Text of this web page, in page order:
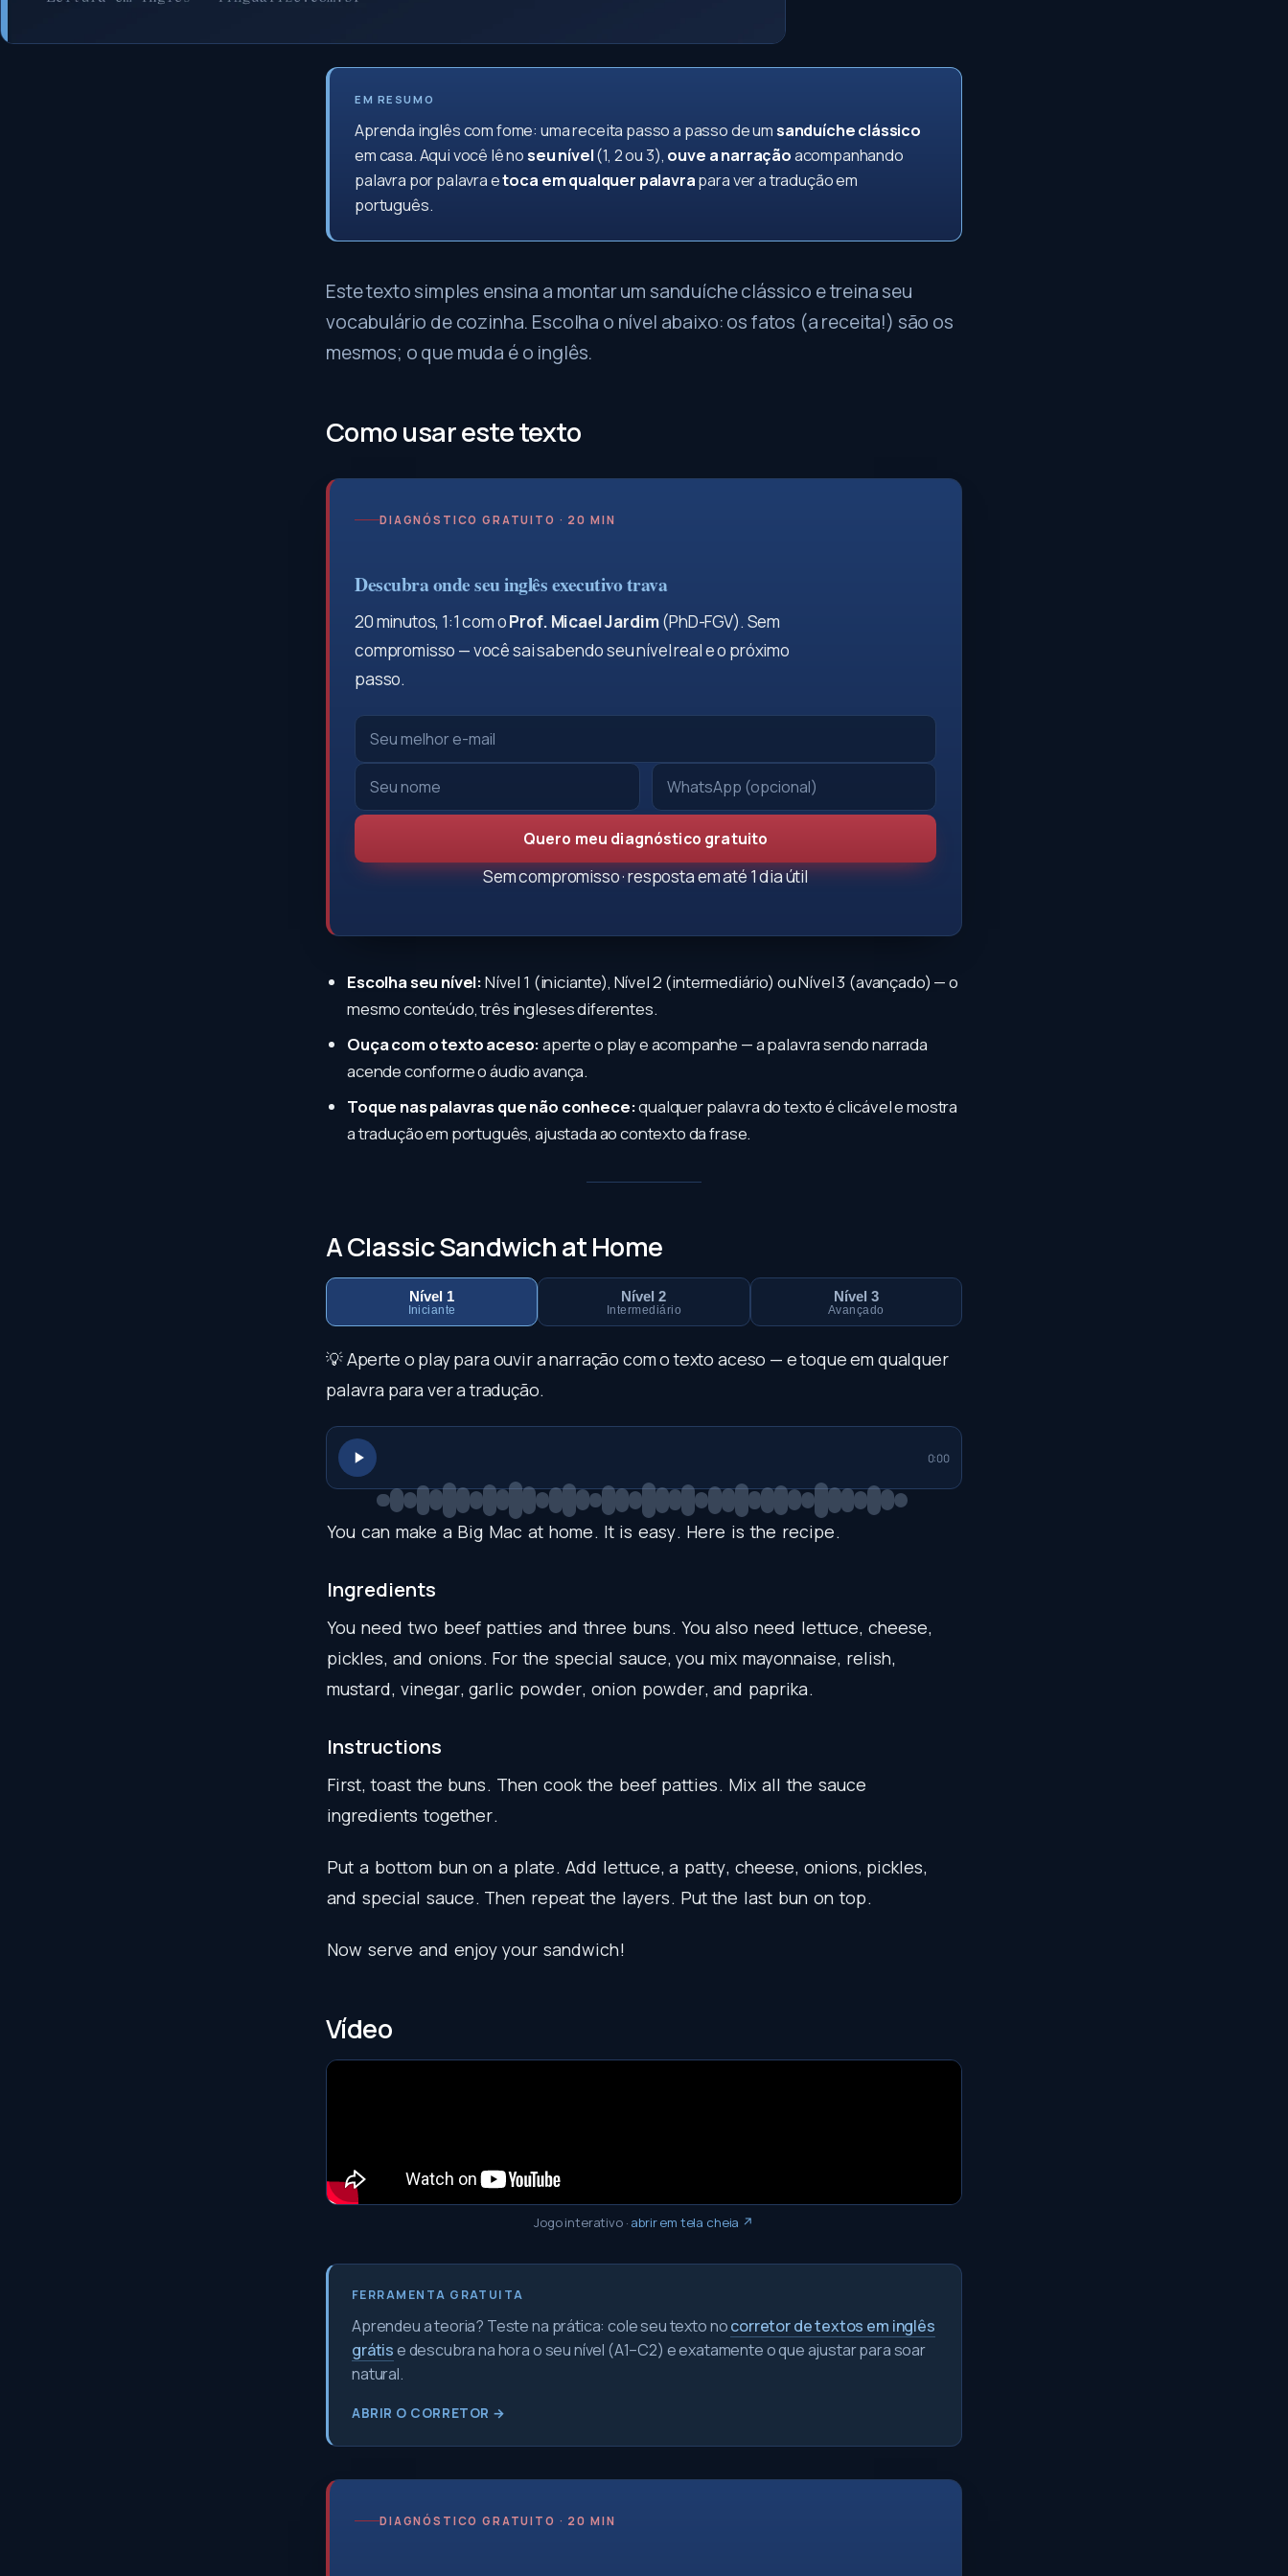
EM RESUMO
Aprenda inglês com fome: uma receita passo a passo de umsanduíche clássico
em casa. Aqui você lê noseu nível(1, 2 ou 3), ouve a narraçãoacompanhando
palavra por palavra etoca em qualquer palavrapara ver a tradução em
português.
Este texto simples ensina a montar um sanduíche clássico e treina seu
vocabulário de cozinha. Escolha o nível abaixo: os fatos (a receita!) são os
mesmos; o que muda é o inglês.
Como usar este texto
DIAGNÓSTICO GRATUITO · 20 MIN
Descubra onde seu inglês executivo trava
20 minutos, 1:1 com oProf. Micael Jardim(PhD-FGV). Sem
compromisso — você sai sabendo seu nível real e o próximo
passo.
Quero meu diagnóstico gratuito
Sem compromisso · resposta em até 1 dia útil
Escolha seu nível:Nível 1 (iniciante), Nível 2 (intermediário) ou Nível 3 (avançado) — o
mesmo conteúdo, três ingleses diferentes.
Ouça com o texto aceso:aperte o play e acompanhe — a palavra sendo narrada
acende conforme o áudio avança.
Toque nas palavras que não conhece:qualquer palavra do texto é clicável e mostra
a tradução em português, ajustada ao contexto da frase.
A Classic Sandwich at Home
Nível 1
Iniciante
Nível 2
Intermediário
Nível 3
Avançado
💡 Aperte o play para ouvir a narração com o texto aceso — e toque em qualquer
palavra para ver a tradução.
0:00
You can make a Big Mac at home. It is easy. Here is the recipe.
Ingredients
You need two beef patties and three buns. You also need lettuce, cheese,
pickles, and onions. For the special sauce, you mix mayonnaise, relish,
mustard, vinegar, garlic powder, onion powder, and paprika.
Instructions
First, toast the buns. Then cook the beef patties. Mix all the sauce
ingredients together.
Put a bottom bun on a plate. Add lettuce, a patty, cheese, onions, pickles,
and special sauce. Then repeat the layers. Put the last bun on top.
Now serve and enjoy your sandwich!
Vídeo
Jogo interativo· abrir em tela cheia ↗
FERRAMENTA GRATUITA
Aprendeu a teoria? Teste na prática: cole seu texto nocorretor de textos em inglês
grátise descubra na hora o seu nível (A1–C2) e exatamente o que ajustar para soar
natural.
ABRIR O CORRETOR →
DIAGNÓSTICO GRATUITO · 20 MIN